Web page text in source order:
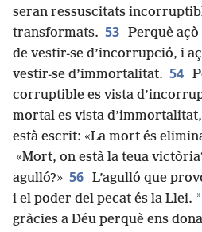
seran ressuscitats
transformats. 53 Perquè
de vestir-se d’incorrupció, i
vestir-se d’immortalitat. 54
corruptible es vista
mortal es vista
està escrit: «La mort és
«Mort, on està la teua
agulló?» 56 L’agulló que
i el poder del pecat és la Llei. *
gràcies a Déu perquè ens